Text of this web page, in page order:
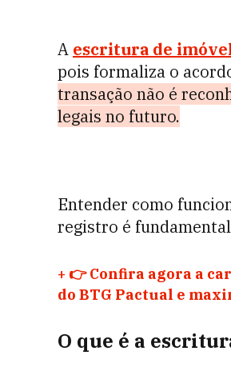
A escritura de
pois formaliza o
transação não é
legais no futuro.
Entender como
registro é
+ 👉 Confira agora a
do BTG Pactual e
O que é a